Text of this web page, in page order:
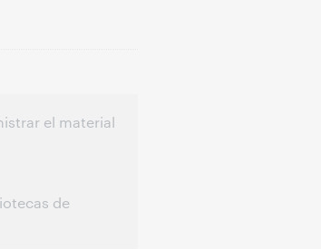
el material
de